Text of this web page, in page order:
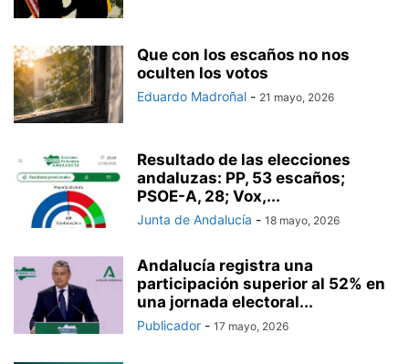
Que con los escaños no nos
oculten los votos
Eduardo Madroñal - 21 mayo, 2026
Resultado de las elecciones
andaluzas: PP, 53 escaños;
PSOE-A, 28; Vox,...
Junta de Andalucía - 18 mayo, 2026
Andalucía registra una
participación superior al 52% en
una jornada electoral...
Publicador - 17 mayo, 2026